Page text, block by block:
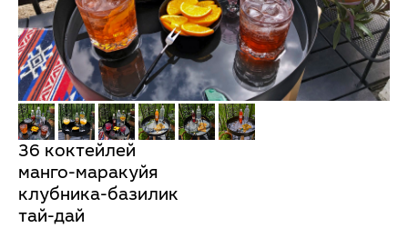
36 коктейлей
манго-маракуйя
клубника-базилик
тай-дай